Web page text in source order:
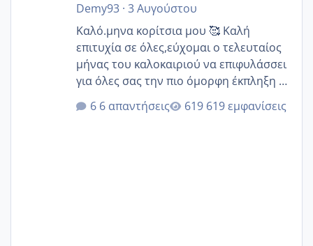
Demy93· 3 Αυγούστου
Καλό.μηνα κορίτσια μου 🥰 Καλή
επιτυχία σε όλες,εύχομαι ο τελευταίος
μήνας του καλοκαιριού να επιφυλάσσει
για όλες σας την πιο όμορφη έκπληξη 🧿
@Elk @Melikara86 @Παρασκευαιδου
@Zenia z @melitiniღ @Christi.D.
6 απαντήσεις 619 εμφανίσεις